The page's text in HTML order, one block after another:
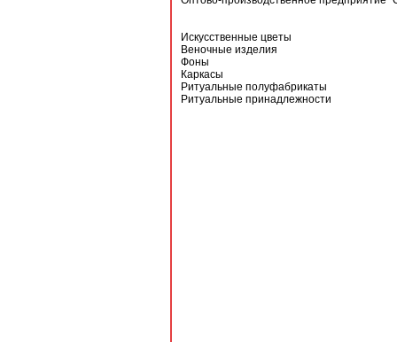
Искусственные цветы
Веночные изделия
Фоны
Каркасы
Ритуальные полуфабрикаты
Ритуальные принадлежности